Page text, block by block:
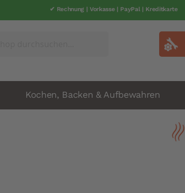
✔ Rechnung | Vorkasse | PayPal | Kreditkarte
✔ schneller Versand | 1-2 Werkatage
Kochen, Backen & Aufbewahren